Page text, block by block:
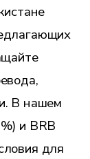
В нашем
и BRB
для